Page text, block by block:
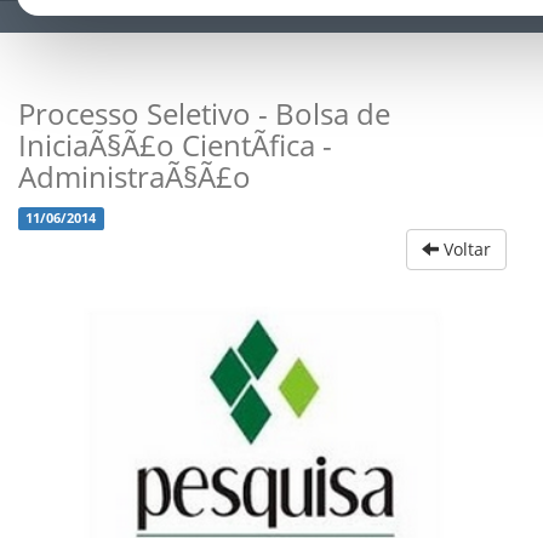
Processo Seletivo - Bolsa de
IniciaÃ§Ã£o CientÃ­fica -
AdministraÃ§Ã£o
11/06/2014
Voltar